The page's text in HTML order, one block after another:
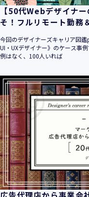
令和6年 5月 1日 改訂
令和7年 2月17日 改訂
株式会社ユウクリ（以
個人情報とは、個人の
カード情報、ログイン
ドレス等において、特
（他の情報と照合する
識別することができる
・当社の運営・提供す
ビス」といいます。）
なったサービスの内容
用内容及びご利用履歴
【個人情報の取得・収
当社は、以下の方法に
【50代Webデザイナ
そ！フルリモート勤務
今回のデザイナーズキャリア図
UI・UXデザイナー》のケース事
例はなく、100人いれば